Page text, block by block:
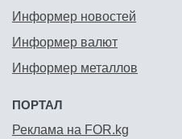
Информер новостей
Информер валют
Информер металлов
ПОРТАЛ
Реклама на FOR.kg